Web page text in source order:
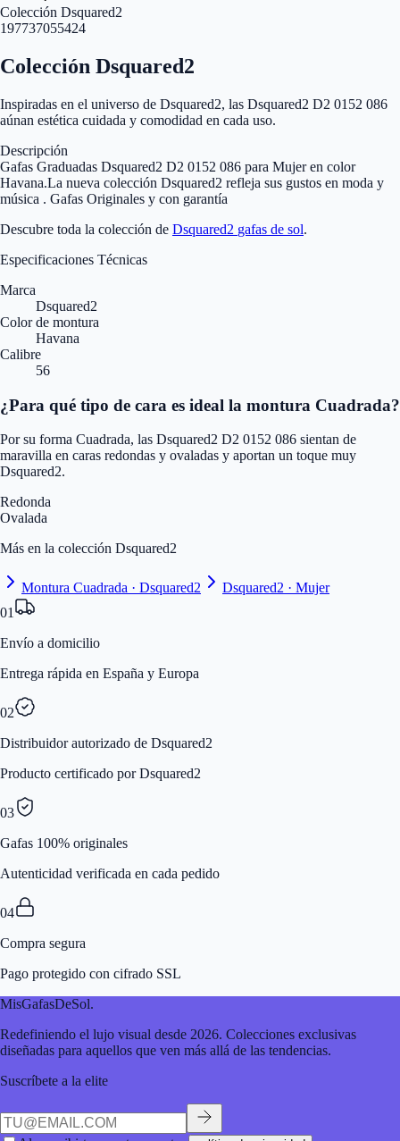
Colección Dsquared2
197737055424
Colección Dsquared2
Inspiradas en el universo de Dsquared2, las Dsquared2 D2 0152 086
aúnan estética cuidada y comodidad en cada uso.
Descripción
Gafas Graduadas Dsquared2 D2 0152 086 para Mujer en color
Havana.La nueva colección Dsquared2 refleja sus gustos en moda y
música . Gafas Originales y con garantía
Descubre toda la colección de Dsquared2 gafas de sol.
Especificaciones Técnicas
Marca
Dsquared2
Color de montura
Havana
Calibre
56
¿Para qué tipo de cara es ideal la montura Cuadrada?
Por su forma Cuadrada, las Dsquared2 D2 0152 086 sientan de
maravilla en caras redondas y ovaladas y aportan un toque muy
Dsquared2.
Redonda
Ovalada
Más en la colección Dsquared2
Montura Cuadrada · Dsquared2
Dsquared2 · Mujer
01
Envío a domicilio
Entrega rápida en España y Europa
02
Distribuidor autorizado de Dsquared2
Producto certificado por Dsquared2
03
Gafas 100% originales
Autenticidad verificada en cada pedido
04
Compra segura
Pago protegido con cifrado SSL
MisGafasDeSol.
Redefiniendo el lujo visual desde 2026. Colecciones exclusivas
diseñadas para aquellos que ven más allá de las tendencias.
Suscríbete a la elite